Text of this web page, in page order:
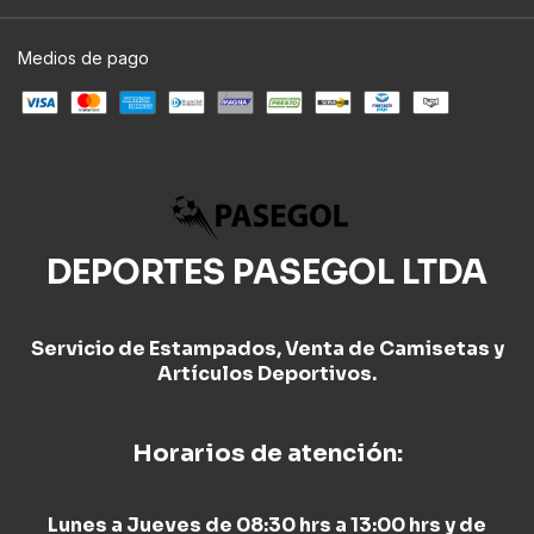
Medios de pago
DEPORTES PASEGOL LTDA
Servicio de Estampados, Venta de Camisetas y
Artículos Deportivos.
Horarios de atención:
Lunes a Jueves de 08:30 hrs a 13:00 hrs y de